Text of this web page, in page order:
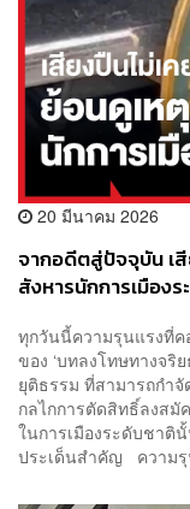
20 มีนาคม 2026
จากอดีตสู่ปัจจุบัน เ
สังหารนักการเมืองร
ทุกวันนี้ความรุนแรงที่ค
ของ ‘บทลงโทษทางจริ
ยุติธรรม ที่สามารถกำจั
กลไกการตัดสิทธิ์ลงสมั
ในการเมืองระดับชาติ
ประเด็นสำคัญ ความรุ